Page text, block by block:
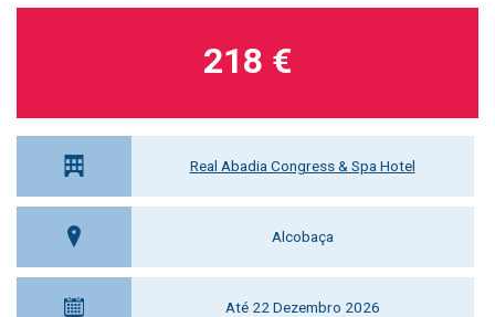
Real Abadia Congress & Spa Hotel
Alcobaça
Até 22 Dezembro 2026
218 €